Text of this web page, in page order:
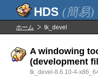
(簡易)
ホーム tk_devel
A windowing
(development
tk_devel-8.6.10-4-